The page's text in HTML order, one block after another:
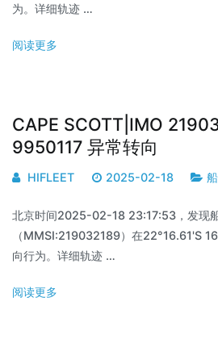
为。详细轨迹 …
阅读更多
CAPE SCOTT|IMO
9950117 异常转向
HIFLEET 2025-02-18
北京时间2025-02-18 23:17:53，发现
（MMSI:219032189）在22°16.61'S
向行为。详细轨迹 …
阅读更多